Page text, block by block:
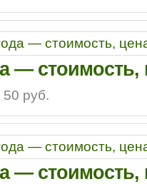
—
50 руб.
—